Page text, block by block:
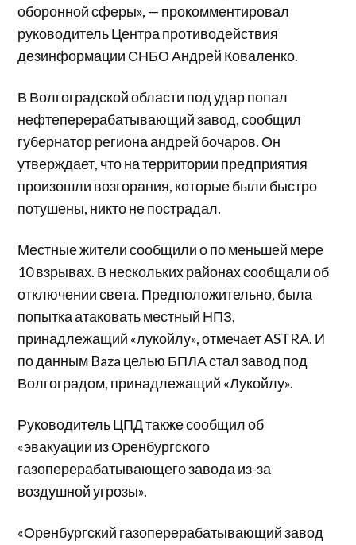
оборонной сферы», — прокомментировал
руководитель Центра противодействия
дезинформации СНБО Андрей Коваленко.
В Волгоградской области под удар попал
нефтеперерабатывающий завод, сообщил
губернатор региона андрей бочаров. Он
утверждает, что на территории предприятия
произошли возгорания, которые были быстро
потушены, никто не пострадал.
Местные жители сообщили о по меньшей мере
10 взрывах. В нескольких районах сообщали об
отключении света. Предположительно, была
попытка атаковать местный НПЗ,
принадлежащий «лукойлу», отмечает ASTRA. И
по данным Baza целью БПЛА стал завод под
Волгоградом, принадлежащий «Лукойлу».
Руководитель ЦПД также сообщил об
«эвакуации из Оренбургского
газоперерабатывающего завода из-за
воздушной угрозы».
«Оренбургский газоперерабатывающий завод